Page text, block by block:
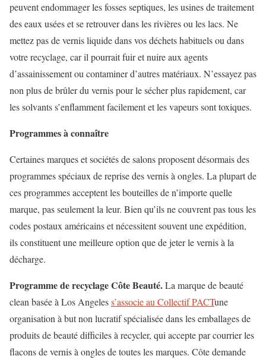
peuvent endommager les fosses septiques, les usines de traitement
des eaux usées et se retrouver dans les rivières ou les lacs. Ne
mettez pas de vernis liquide dans vos déchets habituels ou dans
votre recyclage, car il pourrait fuir et nuire aux agents
d’assainissement ou contaminer d’autres matériaux. N’essayez pas
non plus de brûler du vernis pour le sécher plus rapidement, car
les solvants s’enflamment facilement et les vapeurs sont toxiques.
Programmes à connaître
Certaines marques et sociétés de salons proposent désormais des
programmes spéciaux de reprise des vernis à ongles. La plupart de
ces programmes acceptent les bouteilles de n’importe quelle
marque, pas seulement la leur. Bien qu’ils ne couvrent pas tous les
codes postaux américains et nécessitent souvent une expédition,
ils constituent une meilleure option que de jeter le vernis à la
décharge.
Programme de recyclage Côte Beauté.La marque de beauté
clean basée à Los Angeless’associe au Collectif PACTune
organisation à but non lucratif spécialisée dans les emballages de
produits de beauté difficiles à recycler, qui accepte par courrier les
flacons de vernis à ongles de toutes les marques. Côte demande